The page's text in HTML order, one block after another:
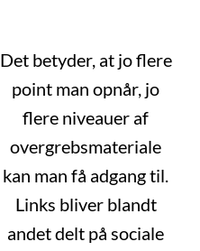
Det betyder, at jo flere
point man opnår, jo
flere niveauer af
overgrebsmateriale
kan man få adgang til.
Links bliver blandt
andet delt på sociale